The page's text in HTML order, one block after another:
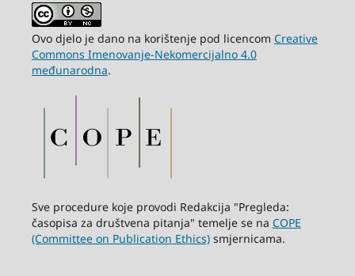
Ovo djelo je dano na korištenje pod licencom Creative
Commons Imenovanje-Nekomercijalno 4.0
međunarodna.
Sve procedure koje provodi Redakcija "Pregleda:
časopisa za društvena pitanja" temelje se na COPE
(Committee on Publication Ethics)smjernicama.